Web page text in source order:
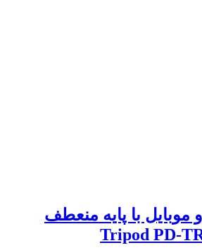
موبایل با پایه منعطف